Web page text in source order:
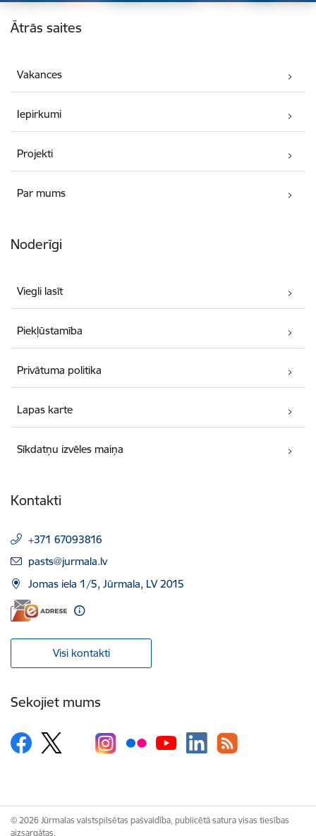
Kājene
Ātrās saites
Vakances
Iepirkumi
Projekti
Par mums
Noderīgi
Viegli lasīt
Piekļūstamība
Privātuma politika
Lapas karte
Sīkdatņu izvēles maiņa
Kontakti
+371 67093816
E-pasts:
pasts@jurmala.lv
Jomas iela 1/5, Jūrmala, LV 2015
Visi kontakti
Sekojiet mums
© 2026 Jūrmalas valstspilsētas pašvaldība, publicētā satura visas tiesības
aizsargātas.